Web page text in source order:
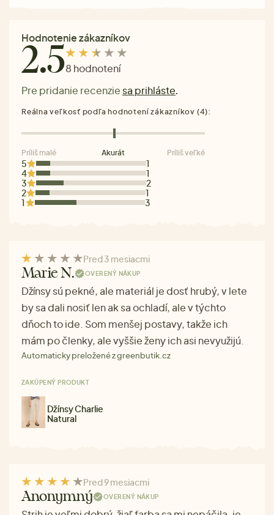
Hodnotenie zákazníkov
2.58 hodnotení
Pre pridanie recenzie sa prihláste.
5
1
4
1
3
2
2
1
1
3
Reálna veľkosť podľa hodnotení zákazníkov (4):
Príliš malé Akurát Príliš veľké
Pred 3 mesiacmi
Marie N. OVERENÝ NÁKUP
Džínsy sú pekné, ale materiál je dosť hrubý, v lete
by sa dali nosiť len ak sa ochladí, ale v týchto
dňoch to ide. Som menšej postavy, takže ich
mám po členky, ale vyššie ženy ich asi nevyužijú.
Automaticky preložené z greenbutik.cz
ZAKÚPENÝ PRODUKT
Džínsy Charlie
Natural
Pred 9 mesiacmi
Anonymný OVERENÝ NÁKUP